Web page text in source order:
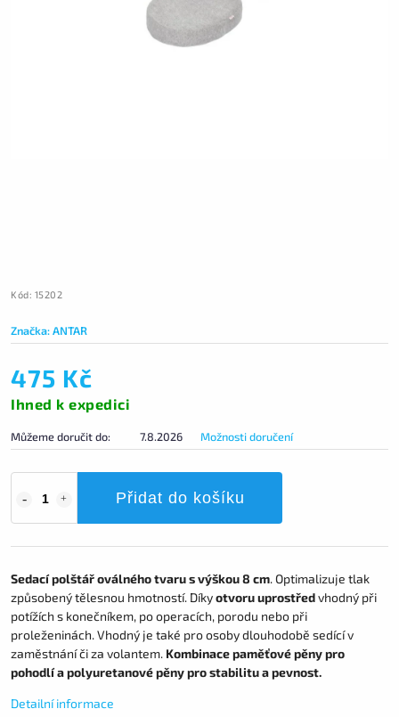
Kód: 15202
Značka:ANTAR
475 Kč
Ihned k expedici
Můžeme doručit do: 7.8.2026 Možnosti doručení
Přidat do košíku
Sedací polštář oválného tvaru s výškou 8 cm. Optimalizuje tlak
způsobený tělesnou hmotností. Díkyotvoru uprostředvhodný při
potížích s konečníkem, po operacích, porodu nebo při
proleženinách. Vhodný je také pro osoby dlouhodobě sedící v
zaměstnání či za volantem. Kombinace paměťové pěny pro
pohodlí a polyuretanové pěny pro stabilitu a pevnost.
Detailní informace